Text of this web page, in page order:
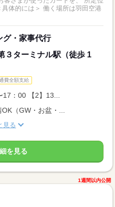
グ・家事代行
３ターミナル駅（徒歩 1
費全額支給
17：00 【2】13...
（GW・お盆・...
見る
を見る
1週間以内公開